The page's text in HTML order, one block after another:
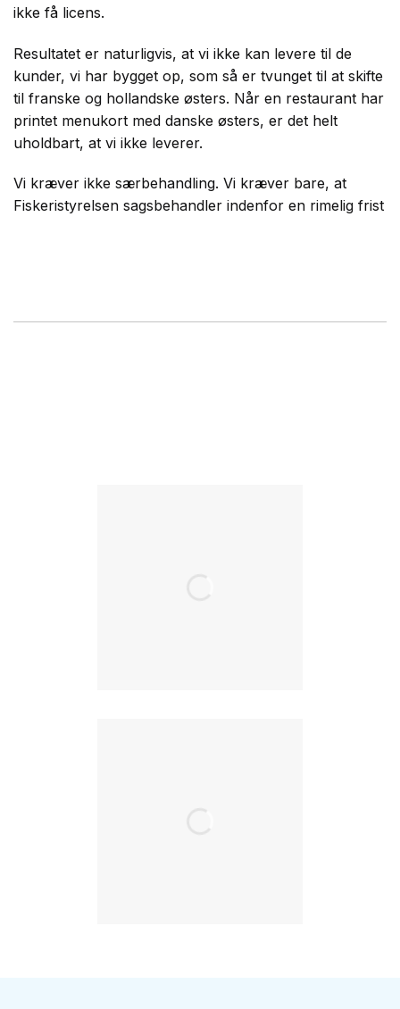
ikke få licens.
Resultatet er naturligvis, at vi ikke kan levere til de
kunder, vi har bygget op, som så er tvunget til at skifte
til franske og hollandske østers. Når en restaurant har
printet menukort med danske østers, er det helt
uholdbart, at vi ikke leverer.
Vi kræver ikke særbehandling. Vi kræver bare, at
Fiskeristyrelsen sagsbehandler indenfor en rimelig frist